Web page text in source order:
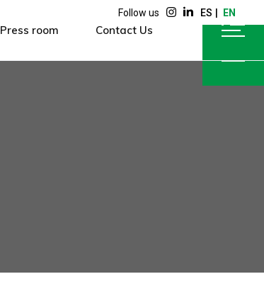
Follow us ES EN
Press room Contact Us